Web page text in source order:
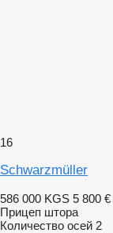
16
Schwarzmüller
586 000 KGS 5 800 €
Прицеп штора
Количество осей 2